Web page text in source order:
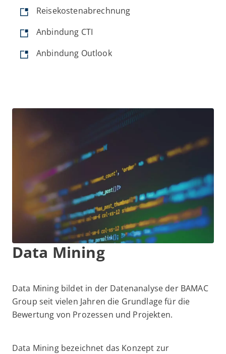
Reisekostenabrechnung
Anbindung CTI
Anbindung Outlook
Data Mining
Data Mining bildet in der Datenanalyse der BAMAC
Group seit vielen Jahren die Grundlage für die
Bewertung von Prozessen und Projekten.
Data Mining bezeichnet das Konzept zur